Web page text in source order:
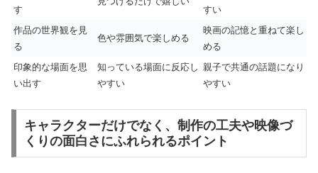
す
すい
作品の世界観を見
る
色や雰囲気で楽しめる
映画の記憶と重ねて楽し
める
印象的な場面を思
い出す
知っている場面に反応し
やすい
親子で共通の話題になり
やすい
キャラクターだけでなく、制作の工夫や映像づ
くりの面白さにふれられるポイント